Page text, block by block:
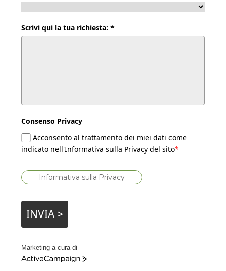
Scrivi qui la tua richiesta: *
Consenso Privacy
Acconsento al trattamento dei miei dati come
indicato nell'Informativa sulla Privacy del sito*
Informativa sulla Privacy
INVIA >
Marketing a cura di
ActiveCampaign